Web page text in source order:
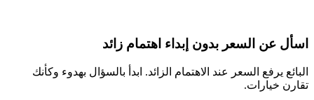
اسأل عن السعر بدون إبداء اهتمام زائد
البائع يرفع السعر عند الاهتمام الزائد. ابدأ بالسؤال بهدوء وكأنك
تقارن خيارات.